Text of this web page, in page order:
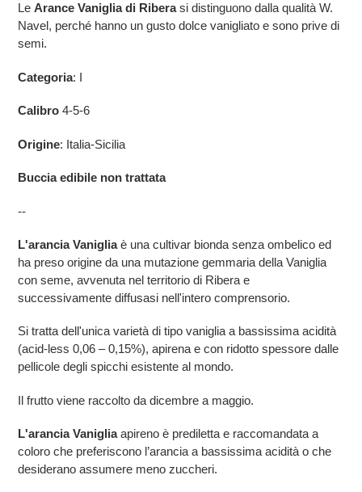
carrello
Le Arance Vaniglia di Riberasi distinguono dalla qualità W.
Navel, perché hanno un gusto dolce vanigliato e sono prive di
semi.
Categoria: I
Calibro 4-5-6
Origine: Italia-Sicilia
Buccia edibile non trattata
--
L'arancia Vanigliaè una cultivar bionda senza ombelico ed
ha preso origine da una mutazione gemmaria della Vaniglia
con seme, avvenuta nel territorio di Ribera e
successivamente diffusasi nell'intero comprensorio.
Si tratta dell'unica varietà di tipo vaniglia a bassissima acidità
(acid-less 0,06 – 0,15%), apirena e con ridotto spessore dalle
pellicole degli spicchi esistente al mondo.
Il frutto viene raccolto da dicembre a maggio.
L'arancia Vanigliaapireno è prediletta e raccomandata a
coloro che preferiscono l’arancia a bassissima acidità o che
desiderano assumere meno zuccheri.